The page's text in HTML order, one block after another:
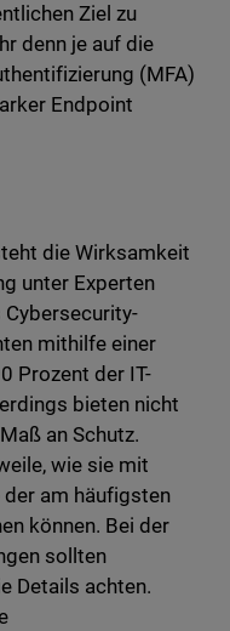
Ziel zu
denn je auf die
(MFA)
Endpoint
die Wirksamkeit
unter Experten
Cybersecurity-
mithilfe einer
Prozent der IT-
bieten nicht
an Schutz.
wie sie mit
am häufigsten
können. Bei der
sollten
Details achten.